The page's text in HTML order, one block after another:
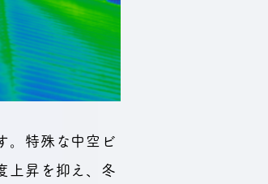
。特殊な中空ビ
上昇を抑え、冬